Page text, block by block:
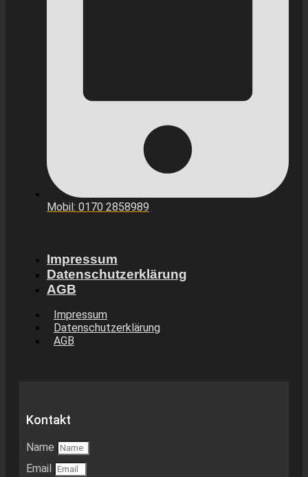
Mobil: 0170 2858989
Impressum
Datenschutzerklärung
AGB
Impressum
Datenschutzerklärung
AGB
Kontakt
Name
Email